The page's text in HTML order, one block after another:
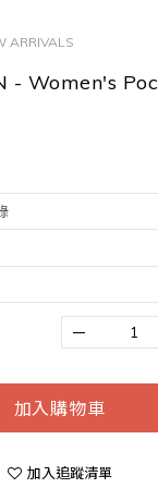
ARRIVALS
- Women's
加入購物車
加入追蹤清單